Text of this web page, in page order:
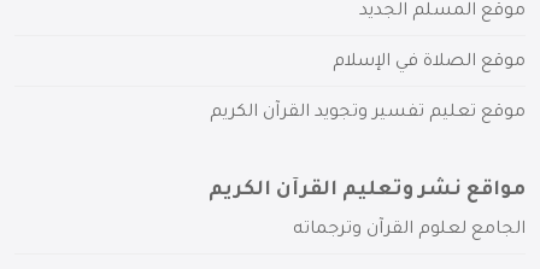
موقع المسلم الجديد
موقع الصلاة في الإسلام
موقع تعليم تفسير وتجويد القرآن الكريم
مواقع نشر وتعليم القرآن الكريم
الجامع لعلوم القرآن وترجماته